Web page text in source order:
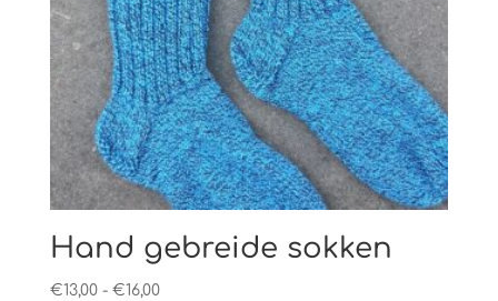
Hand gebreide sokken
€13,00 - €16,00Prijsklasse: